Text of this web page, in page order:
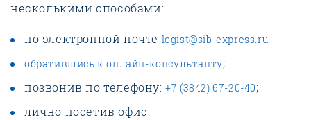
несколькими способами:
по электронной почте logist@sib-express.ru
обратившись к онлайн-консультанту;
позвонив по телефону:+7 (3842) 67-20-40;
лично посетив офис.